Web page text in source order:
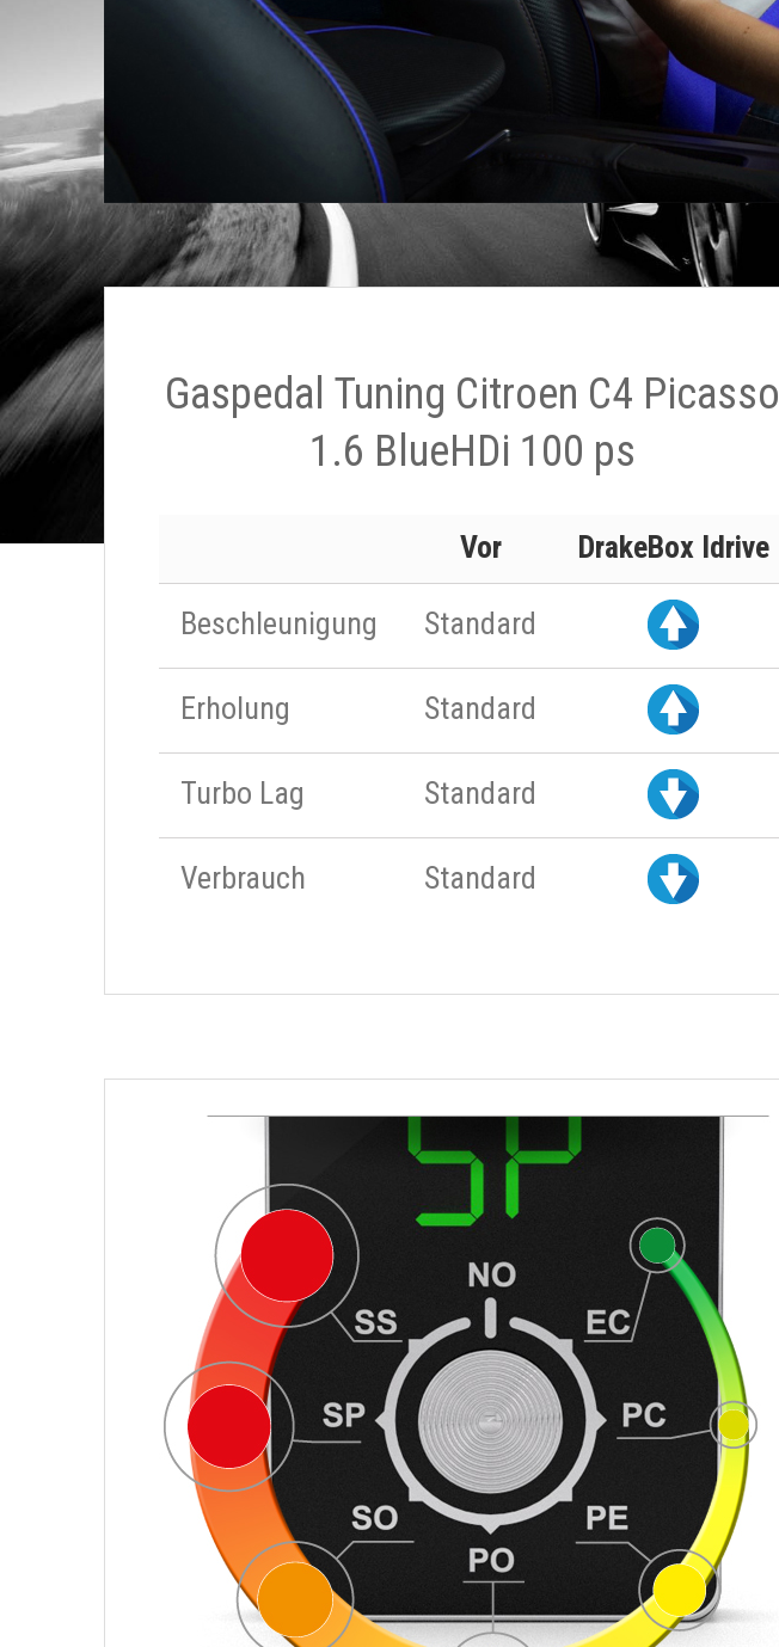
Gaspedal Tuning Citroen C4 Picasso
1.6 BlueHDi 100 ps
Vor DrakeBox Idrive
Beschleunigung Standard
Erholung Standard
Turbo Lag Standard
Verbrauch Standard